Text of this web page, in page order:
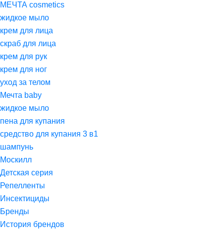
МЕЧТА cosmetics
жидкое мыло
крем для лица
скраб для лица
крем для рук
крем для ног
уход за телом
Мечта baby
жидкое мыло
пена для купания
средство для купания 3 в1
шампунь
Москилл
Детская серия
Репелленты
Инсектициды
Бренды
История брендов